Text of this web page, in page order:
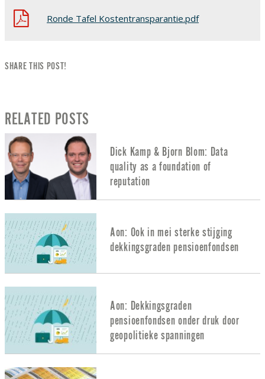
Ronde Tafel Kostentransparantie.pdf
SHARE THIS POST!
RELATED POSTS
Dick Kamp & Bjorn Blom: Data
quality as a foundation of
reputation
Aon: Ook in mei sterke stijging
dekkingsgraden pensioenfondsen
Aon: Dekkingsgraden
pensioenfondsen onder druk door
geopolitieke spanningen